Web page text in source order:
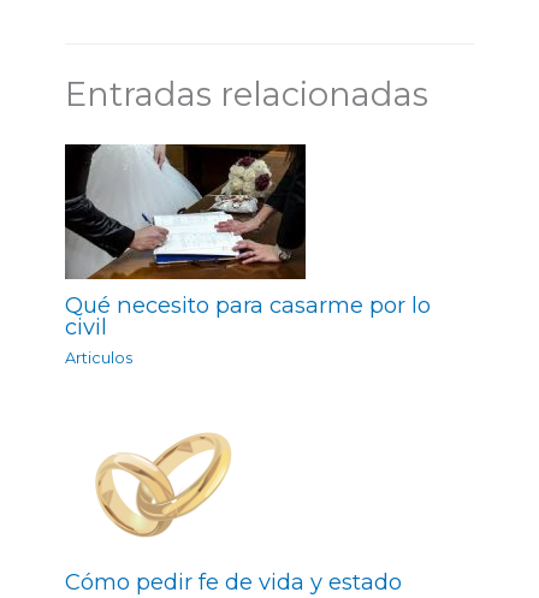
Entradas relacionadas
Qué necesito para casarme por lo
civil
Articulos
Cómo pedir fe de vida y estado